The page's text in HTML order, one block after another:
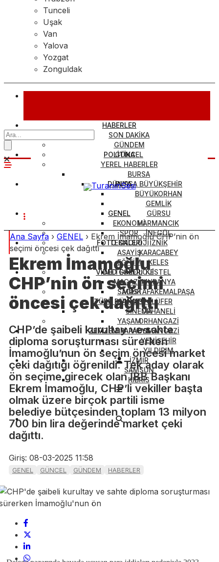
Tunceli
Uşak
Van
Yalova
Yozgat
Zonguldak
HABERLER
SON DAKİKA
GÜNDEM
GÜNCEL
YEREL HABERLER
BURSA
BURSA BÜYÜKŞEHİR
BÜYÜKORHAN
GEMLİK
GÜRSU
HARMANCIK
İNEGÖL
İZNİK
KARACABEY
KELES
KESTEL
MUDANYA
MUSTAFAKEMALPAŞA
NİLÜFER
ORHANELİ
ORHANGAZİ
OSMANGAZİ
YENİŞEHİR
YILDIRIM
İZMİR
SAMSUN
KIBRIS
POLİTİKA
DÜNYA
GENEL
EKONOMİ
SPOR
TEKNOLOJİ
ASAYİŞ
EĞİTİM
METEOROLOJİ
MAGAZİN
SAĞLIK
SANAT
SİNEMA
YAŞAM
FOTO GALERİ
VİDEO GALERİ
TÜRK DÜNYASI
ZEMZEM PAPATYA
Ana Sayfa › GENEL › Ekrem İmamoğlu CHP’nin ön
seçimi öncesi çek dağıttı
Ekrem İmamoğlu
CHP’nin ön seçimi
öncesi çek dağıttı
CHP’de şaibeli kurultay ve sahte
diploma soruşturması sürerken
İmamoğlu’nun ön seçim öncesi market
çeki dağıtığı öğrenildi. Tek aday olarak
ön seçime girecek olan İBB Başkanı
Ekrem İmamoğlu, CHP’li vekiller başta
olmak üzere birçok partili isme
belediye bütçesinden toplam 13 milyon
700 bin lira değerinde market çeki
dağıttı.
Giriş: 08-03-2025 11:58
GENEL GÜNCEL GÜNDEM HABERLER